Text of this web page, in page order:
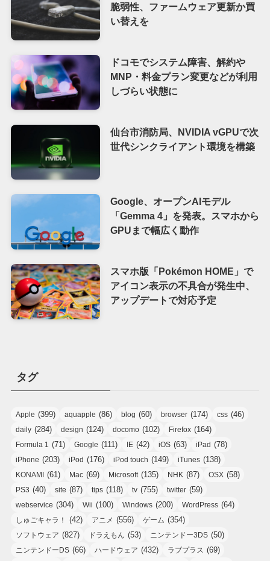
脆弱性、ファームウェア更新か買
い替えを
ドコモでシステム障害、解約や
MNP・料金プラン変更などが利用
しづらい状態に
仙台市消防局、NVIDIA vGPUで次
世代シンクライアント環境を構築
Google、オープンAIモデル
「Gemma 4」を発表。スマホから
GPUまで幅広く動作
スマホ版「Pokémon HOME」で
アイコン表示の不具合が発生中、
アップデートで対応予定
タグ
Apple (399) aquapple (86) blog (60) browser (174) css (46)
daily (284) design (124) docomo (102) Firefox (164)
Formula 1 (71) Google (111) IE (42) iOS (63) iPad (78)
iPhone (203) iPod (176) iPod touch (149) iTunes (138)
KONAMI (61) Mac (69) Microsoft(135) NHK (87) OSX (58)
PS3 (40) site (87) tips (118) tv (755) twitter (59)
webservice (304) Wii (100) Windows (200) WordPress (64)
しゅごキャラ！ (42) アニメ (556) ゲーム (354)
ソフトウェア (827) ドラえもん (53) ニンテンドー3DS (50)
ニンテンドーDS (66) ハードウェア (432) ラブプラス (69)